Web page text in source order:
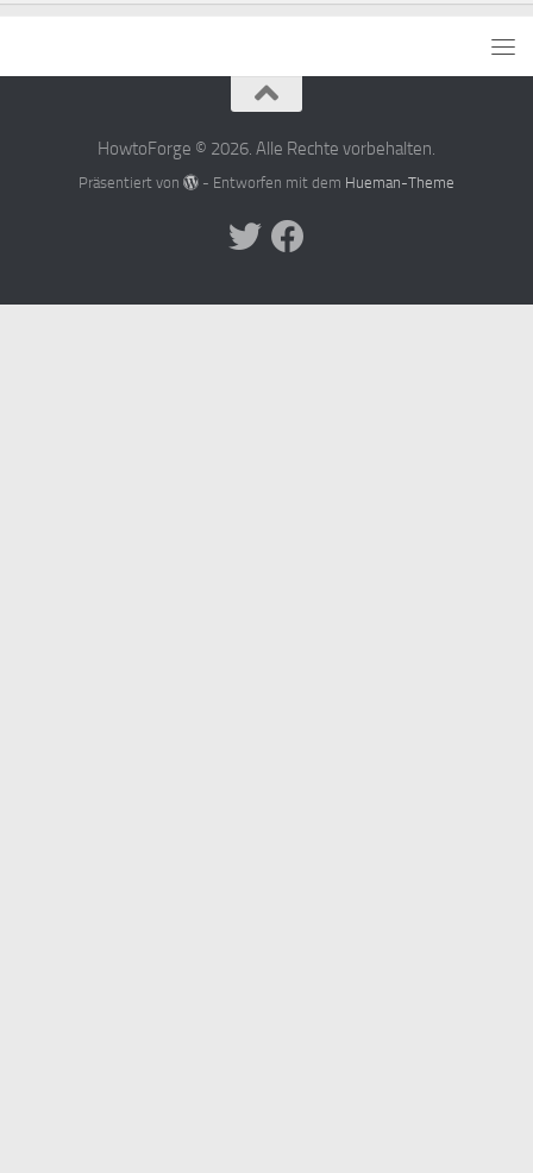
HowtoForge © 2026. Alle Rechte vorbehalten.
Präsentiert von - Entworfen mit dem Hueman-Theme